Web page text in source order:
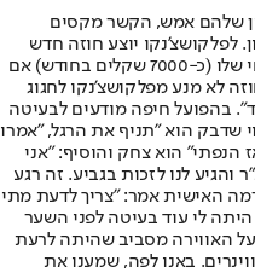
שלהם אמש, הקשר מקסים
יוצע חוזה חדש
לפחות בסכום המשלש את השכר הנוכחי שלו (כ-7000 שקלים בחודש) אם
לא מנע מפלקושצ'נקו לחגוג
בהפועל חיפה מודעים לבעיטה
שדבק הוא "תניף את הרגל, "אמרו
הנפתי" הוא צחק והוסיף: "אני
והגיע לנו לזכות בגביע. זה רגע
האישית אמר: "צריך לדעת מתי
לי עוד בעיטה לפני השער
האווירה מסביב שהיתה לרעת
באנו לפה, שמענו את